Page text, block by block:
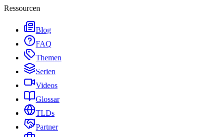
Ressourcen
Blog
FAQ
Themen
Serien
Videos
Glossar
TLDs
Partner